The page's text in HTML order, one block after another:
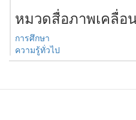
หมวดสื่อภาพเคลื่อ
การศึกษา
ความรู้ทั่วไป